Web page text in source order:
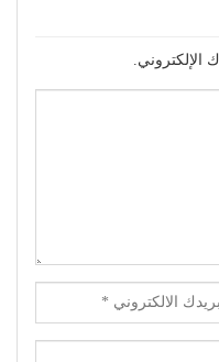
الإلكتروني.